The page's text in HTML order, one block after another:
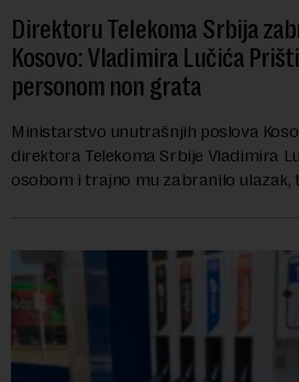
Direktoru Telekoma Srbija
Kosovo: Vladimira Lučića
personom non grata
Ministarstvo unutrašnjih poslova
direktora Telekoma Srbije Vladimira
osobom i trajno mu zabranilo